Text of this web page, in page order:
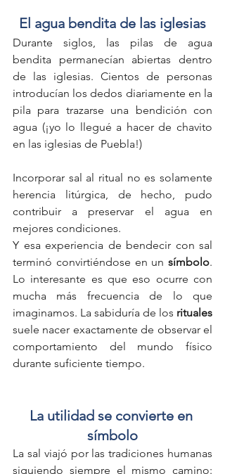
El agua bendita de las iglesias
Durante siglos, las pilas de agua
bendita permanecían abiertas dentro
de las iglesias. Cientos de personas
introducían los dedos diariamente en la
pila para trazarse una bendición con
agua (¡yo lo llegué a hacer de chavito
en las iglesias de Puebla!)
Incorporar sal al ritual no es solamente
herencia litúrgica, de hecho, pudo
contribuir a preservar el agua en
mejores condiciones.
Y esa experiencia de bendecir con sal
terminó convirtiéndose en un símbolo.
Lo interesante es que eso ocurre con
mucha más frecuencia de lo que
imaginamos. La sabiduría de los rituales
suele nacer exactamente de observar el
comportamiento del mundo físico
durante suficiente tiempo.
La utilidad se convierte en
símbolo
La sal viajó por las tradiciones humanas